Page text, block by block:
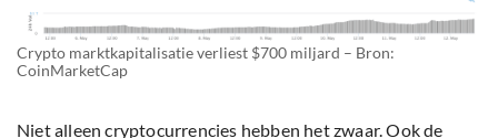
Crypto marktkapitalisatie verliest $700 miljard – Bron:
CoinMarketCap
Niet alleen cryptocurrencies hebben het zwaar. Ook de